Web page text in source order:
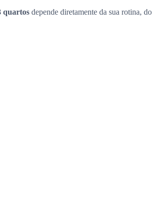
quartos depende diretamente da sua rotina, do